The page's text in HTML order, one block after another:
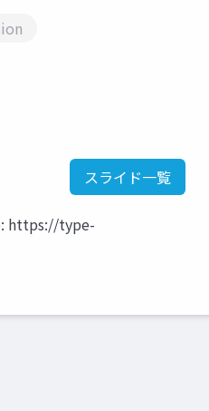
スライド一覧
https://type-